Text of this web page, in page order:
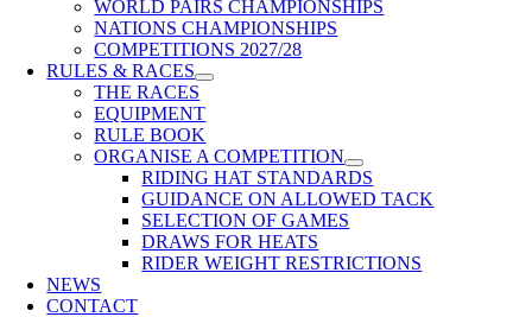
WORLD PAIRS CHAMPIONSHIPS
NATIONS CHAMPIONSHIPS
COMPETITIONS 2027/28
RULES & RACES
THE RACES
EQUIPMENT
RULE BOOK
ORGANISE A COMPETITION
RIDING HAT STANDARDS
GUIDANCE ON ALLOWED TACK
SELECTION OF GAMES
DRAWS FOR HEATS
RIDER WEIGHT RESTRICTIONS
NEWS
CONTACT